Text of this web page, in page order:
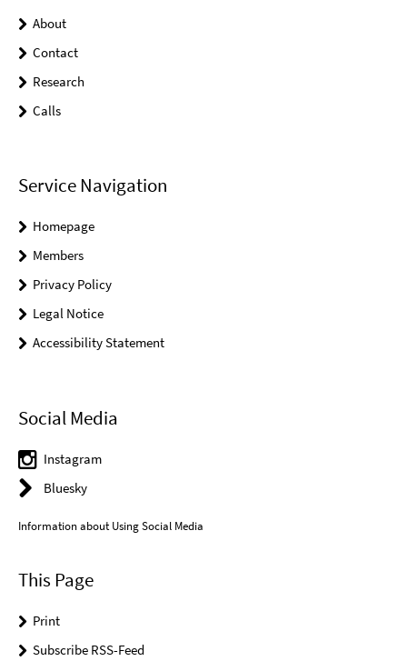
About
Contact
Research
Calls
Service Navigation
Homepage
Members
Privacy Policy
Legal Notice
Accessibility Statement
Social Media
Instagram
Bluesky
Information about Using Social Media
This Page
Print
Subscribe RSS-Feed